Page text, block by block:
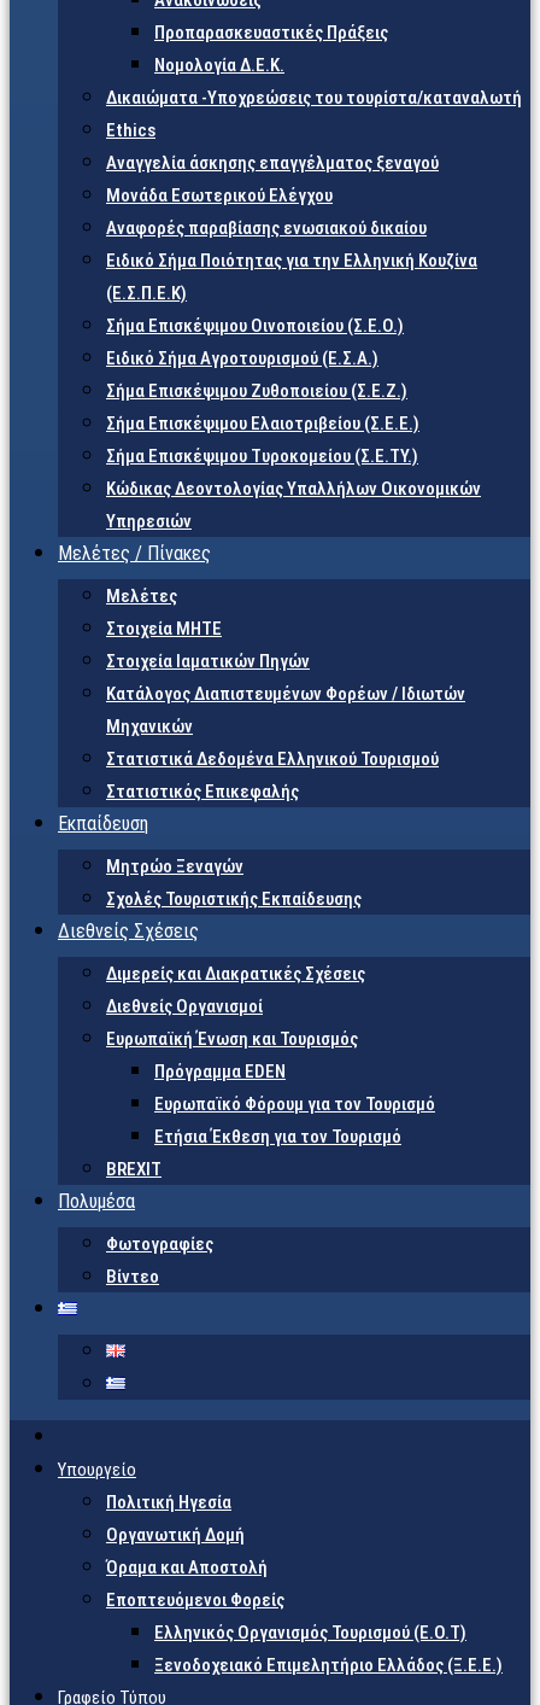
Προπαρασκευαστικές Πράξεις
Νομολογία Δ.Ε.Κ.
Δικαιώματα -Υποχρεώσεις του τουρίστα/καταναλωτή
Ethics
Αναγγελία άσκησης επαγγέλματος ξεναγού
Μονάδα Εσωτερικού Ελέγχου
Αναφορές παραβίασης ενωσιακού δικαίου
Ειδικό Σήμα Ποιότητας για την Ελληνική Κουζίνα
(Ε.Σ.Π.Ε.Κ)
Σήμα Επισκέψιμου Οινοποιείου (Σ.Ε.Ο.)
Ειδικό Σήμα Αγροτουρισμού (Ε.Σ.Α.)
Σήμα Επισκέψιμου Ζυθοποιείου (Σ.Ε.Ζ.)
Σήμα Επισκέψιμου Ελαιοτριβείου (Σ.Ε.Ε.)
Σήμα Επισκέψιμου Τυροκομείου (Σ.Ε.TY.)
Κώδικας Δεοντολογίας Υπαλλήλων Οικονομικών
Υπηρεσιών
Μελέτες / Πίνακες
Μελέτες
Στοιχεία ΜΗΤΕ
Στοιχεία Ιαματικών Πηγών
Κατάλογος Διαπιστευμένων Φορέων / Ιδιωτών
Μηχανικών
Στατιστικά Δεδομένα Ελληνικού Τουρισμού
Στατιστικός Επικεφαλής
Εκπαίδευση
Μητρώο Ξεναγών
Σχολές Τουριστικής Εκπαίδευσης
Διεθνείς Σχέσεις
Διμερείς και Διακρατικές Σχέσεις
Διεθνείς Οργανισμοί
Ευρωπαϊκή Ένωση και Τουρισμός
Πρόγραμμα EDEN
Ευρωπαϊκό Φόρουμ για τον Τουρισμό
Ετήσια Έκθεση για τον Τουρισμό
BREXIT
Πολυμέσα
Φωτογραφίες
Βίντεο
Υπουργείο
Πολιτική Ηγεσία
Οργανωτική Δομή
Όραμα και Αποστολή
Εποπτευόμενοι Φορείς
Eλληνικός Οργανισμός Τουρισμού (Ε.Ο.Τ)
Ξενοδοχειακό Επιμελητήριο Ελλάδος (Ξ.Ε.Ε.)
Γραφείο Τύπου